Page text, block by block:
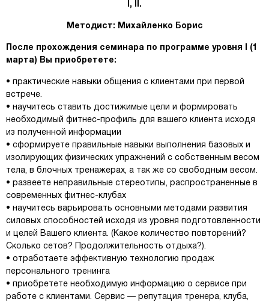
I, II.
Методист: Михайленко Борис
После прохождения семинара по программе уровня I (1
марта) Вы приобретете:
• практические навыки общения с клиентами при первой
встрече.
• научитесь ставить достижимые цели и формировать
необходимый фитнес-профиль для вашего клиента исходя
из полученной информации
• сформируете правильные навыки выполнения базовых и
изолирующих физических упражнений с собственным весом
тела, в блочных тренажерах, а так же со свободным весом.
• развеете неправильные стереотипы, распространенные в
современных фитнес-клубах
• научитесь варьировать основными методами развития
силовых способностей исходя из уровня подготовленности
и целей Вашего клиента. (Какое количество повторений?
Сколько сетов? Продолжительность отдыха?).
• отработаете эффективную технологию продаж
персонального тренинга
• приобретете необходимую информацию о сервисе при
работе с клиентами. Сервис — репутация тренера, клуба,